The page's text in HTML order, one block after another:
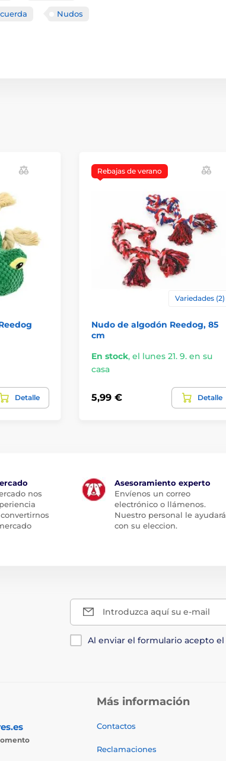
Nudos
Detalle
Rebajas de verano
Variedades (2)
Nudo de algodón Reedog, 85
cm
En stock, el lunes 21. 9. en su
casa
5,99 € Detalle
nos
Asesoramiento experto
Envíenos un correo
electrónico o llámenos.
Nuestro personal le ayudará
con su eleccion.
Introduzca aquí su e-mail
Al enviar el formulario acepto el
Más información
Contactos
Reclamaciones